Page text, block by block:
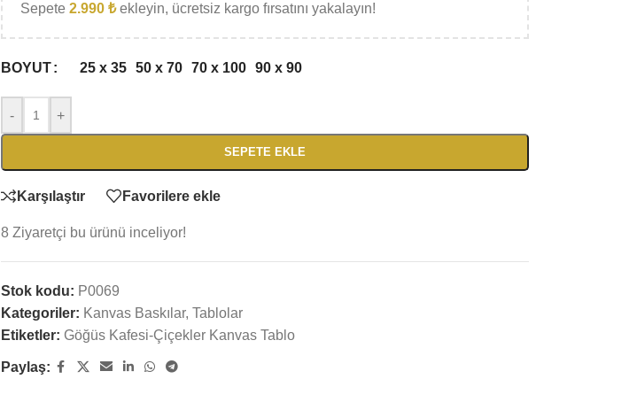
Sepete 2.990 ₺ekleyin, ücretsiz kargo fırsatını yakalayın!
BOYUT 25 x 35 50 x 70 70 x 100 90 x 90
- +
SEPETE EKLE
Karşılaştır Favorilere ekle
8 Ziyaretçi bu ürünü inceliyor!
Stok kodu: P0069
Kategoriler: Kanvas Baskılar, Tablolar
Etiketler: Göğüs Kafesi-Çiçekler Kanvas Tablo
Paylaş: